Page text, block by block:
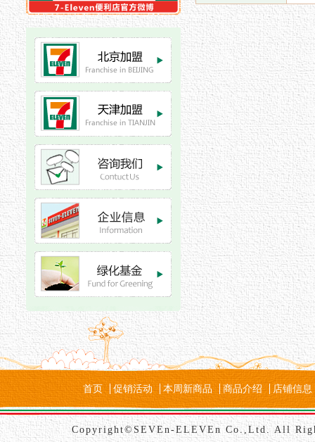
首页 促销活动 本周新商品 商品介绍 店铺信息
Copyright©SEVEn-ELEVEn Co.,Ltd. All